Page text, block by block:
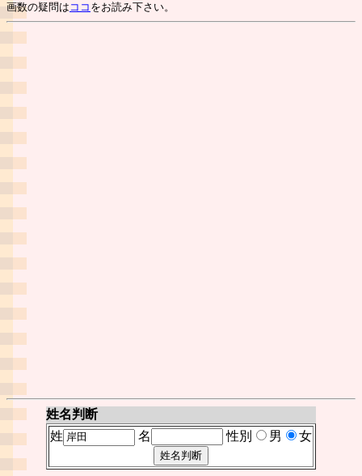
画数の疑問は ココ をお読み下さい。
姓名判断
姓
名 性別 男 女